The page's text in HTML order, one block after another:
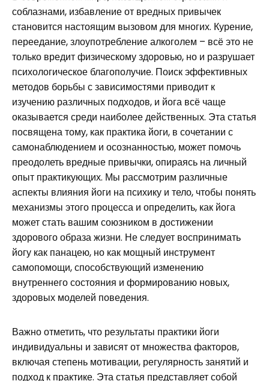
соблазнами, избавление от вредных привычек
становится настоящим вызовом для многих. Курение,
переедание, злоупотребление алкоголем – всё это не
только вредит физическому здоровью, но и разрушает
психологическое благополучие. Поиск эффективных
методов борьбы с зависимостями приводит к
изучению различных подходов, и йога всё чаще
оказывается среди наиболее действенных. Эта статья
посвящена тому, как практика йоги, в сочетании с
самонаблюдением и осознанностью, может помочь
преодолеть вредные привычки, опираясь на личный
опыт практикующих. Мы рассмотрим различные
аспекты влияния йоги на психику и тело, чтобы понять
механизмы этого процесса и определить, как йога
может стать вашим союзником в достижении
здорового образа жизни. Не следует воспринимать
йогу как панацею, но как мощный инструмент
самопомощи, способствующий изменению
внутреннего состояния и формированию новых,
здоровых моделей поведения.
Важно отметить, что результаты практики йоги
индивидуальны и зависят от множества факторов,
включая степень мотивации, регулярность занятий и
подход к практике. Эта статья представляет собой